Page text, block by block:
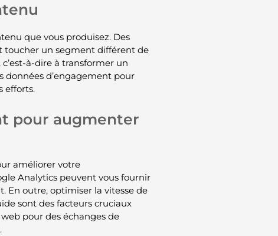
que vous produisez. Des
toucher un segment différent de
à-dire à transformer un
données d’engagement pour
efforts.
pour augmenter
améliorer votre
Analytics peuvent vous fournir
En outre, optimiser la vitesse de
sont des facteurs cruciaux
pour des échanges de